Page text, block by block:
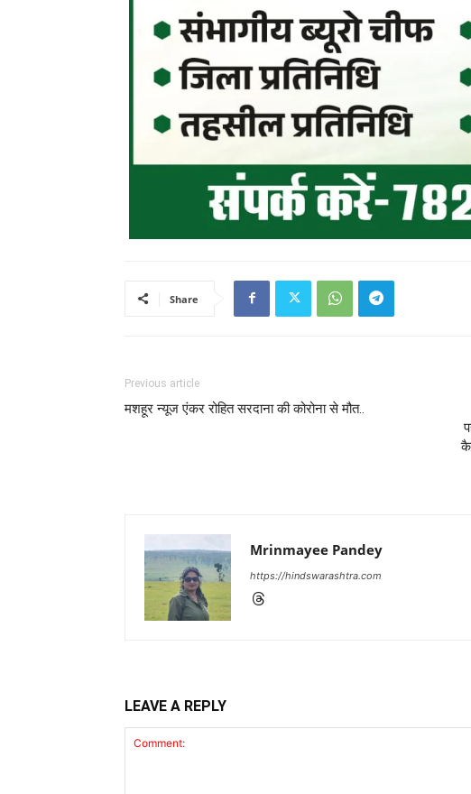
Share
Previous article
मशहूर न्यूज एंकर रोहित सरदाना की कोरोना से मौत..
Mrinmayee Pandey
https://hindswarashtra.com
LEAVE A REPLY